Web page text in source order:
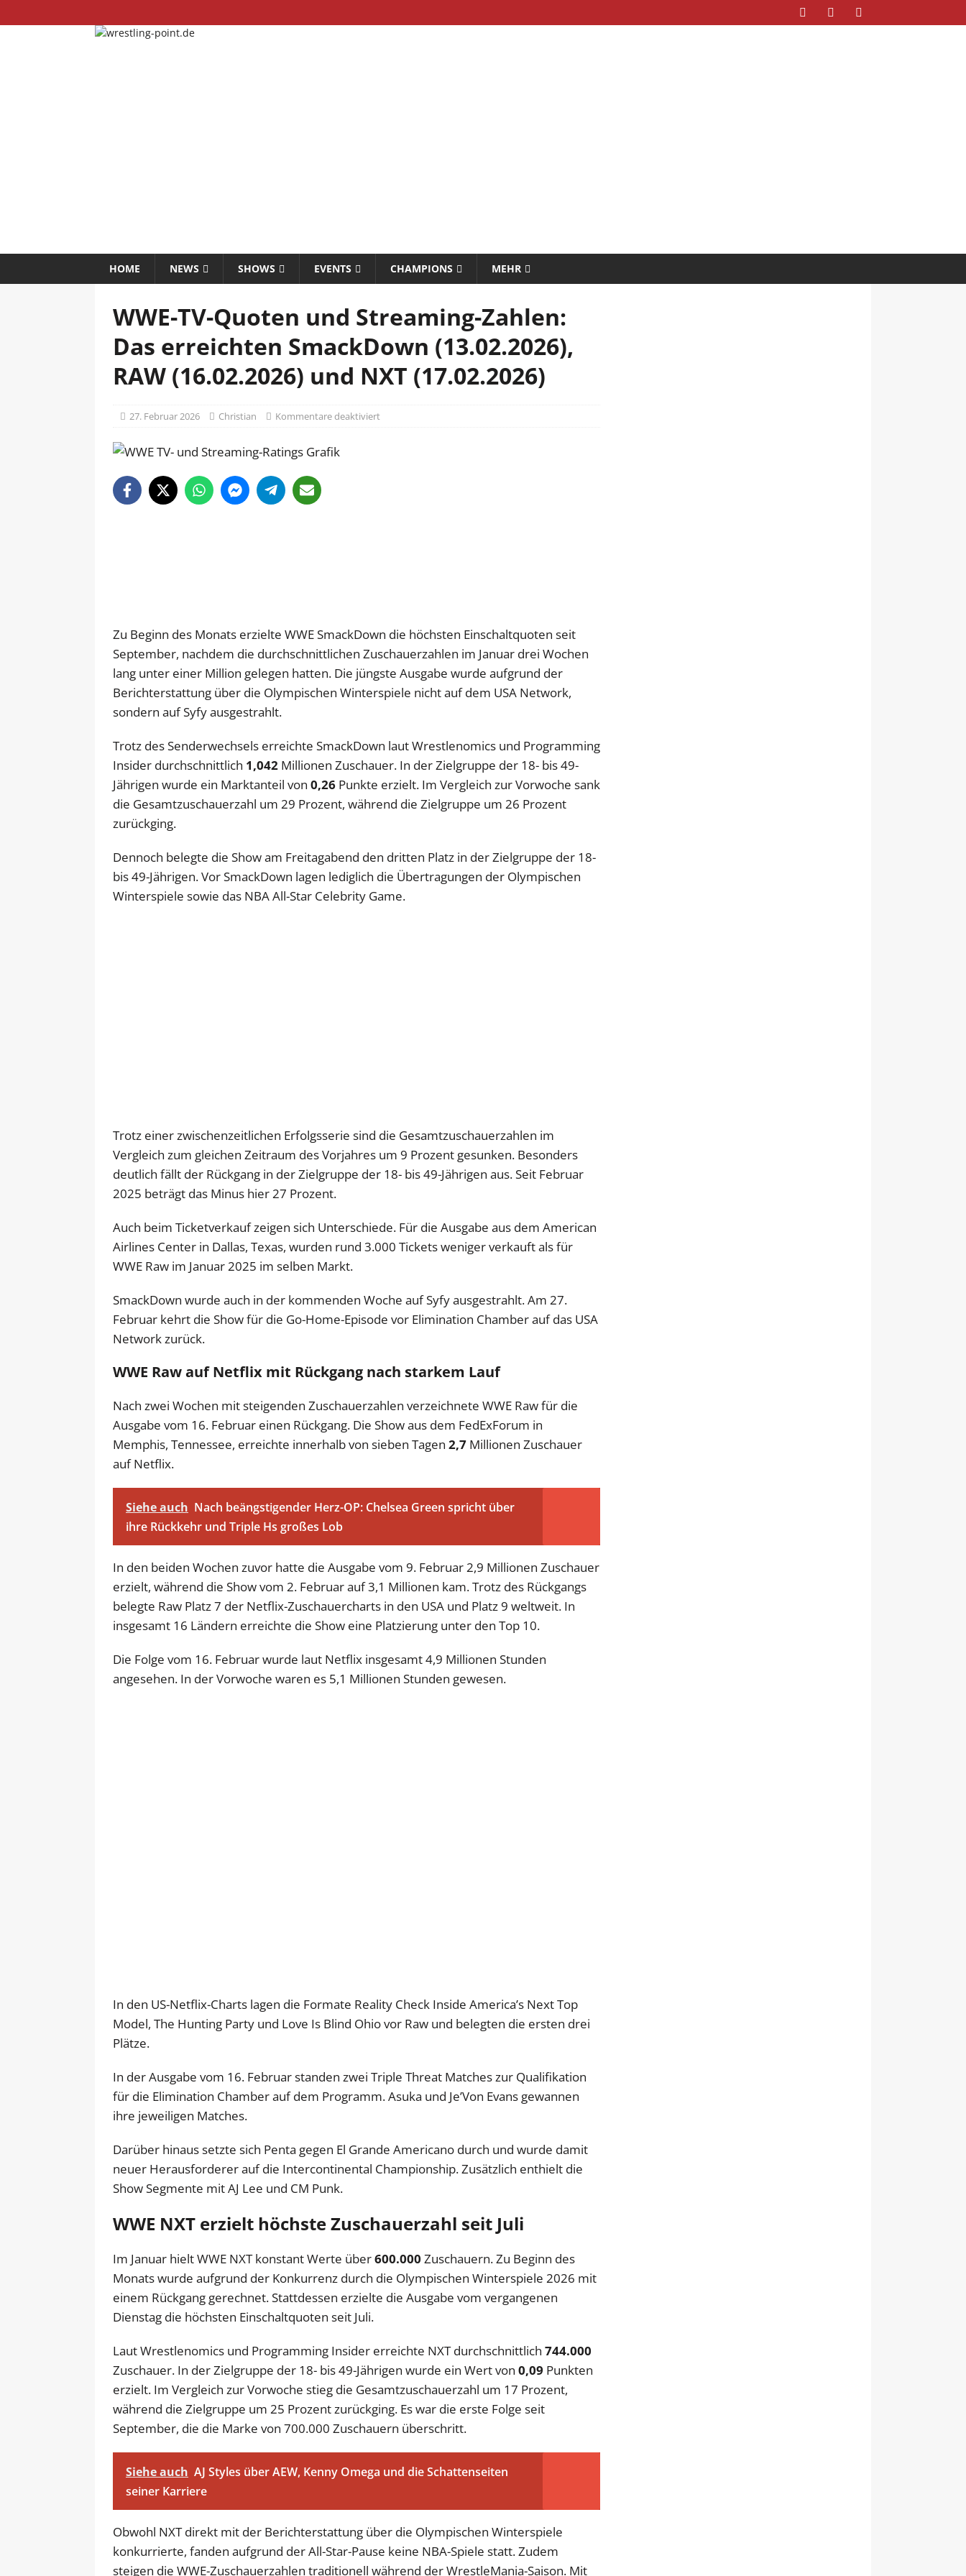
HOME NEWS SHOWS EVENTS CHAMPIONS MEHR
WWE-TV-Quoten und Streaming-Zahlen:
Das erreichten SmackDown (13.02.2026),
RAW (16.02.2026) und NXT (17.02.2026)
27. Februar 2026 Christian Kommentare deaktiviert
Zu Beginn des Monats erzielte WWE SmackDown die höchsten Einschaltquoten seit
September, nachdem die durchschnittlichen Zuschauerzahlen im Januar drei Wochen
lang unter einer Million gelegen hatten. Die jüngste Ausgabe wurde aufgrund der
Berichterstattung über die Olympischen Winterspiele nicht auf dem USA Network,
sondern auf Syfy ausgestrahlt.
Trotz des Senderwechsels erreichte SmackDown laut Wrestlenomics und Programming
Insider durchschnittlich 1,042 Millionen Zuschauer. In der Zielgruppe der 18- bis 49-
Jährigen wurde ein Marktanteil von 0,26 Punkte erzielt. Im Vergleich zur Vorwoche sank
die Gesamtzuschauerzahl um 29 Prozent, während die Zielgruppe um 26 Prozent
zurückging.
Dennoch belegte die Show am Freitagabend den dritten Platz in der Zielgruppe der 18-
bis 49-Jährigen. Vor SmackDown lagen lediglich die Übertragungen der Olympischen
Winterspiele sowie das NBA All-Star Celebrity Game.
Trotz einer zwischenzeitlichen Erfolgsserie sind die Gesamtzuschauerzahlen im
Vergleich zum gleichen Zeitraum des Vorjahres um 9 Prozent gesunken. Besonders
deutlich fällt der Rückgang in der Zielgruppe der 18- bis 49-Jährigen aus. Seit Februar
2025 beträgt das Minus hier 27 Prozent.
Auch beim Ticketverkauf zeigen sich Unterschiede. Für die Ausgabe aus dem American
Airlines Center in Dallas, Texas, wurden rund 3.000 Tickets weniger verkauft als für
WWE Raw im Januar 2025 im selben Markt.
SmackDown wurde auch in der kommenden Woche auf Syfy ausgestrahlt. Am 27.
Februar kehrt die Show für die Go-Home-Episode vor Elimination Chamber auf das USA
Network zurück.
WWE Raw auf Netflix mit Rückgang nach starkem Lauf
Nach zwei Wochen mit steigenden Zuschauerzahlen verzeichnete WWE Raw für die
Ausgabe vom 16. Februar einen Rückgang. Die Show aus dem FedExForum in
Memphis, Tennessee, erreichte innerhalb von sieben Tagen 2,7 Millionen Zuschauer
auf Netflix.
Siehe auch Nach beängstigender Herz-OP: Chelsea Green spricht über
ihre Rückkehr und Triple Hs großes Lob
In den beiden Wochen zuvor hatte die Ausgabe vom 9. Februar 2,9 Millionen Zuschauer
erzielt, während die Show vom 2. Februar auf 3,1 Millionen kam. Trotz des Rückgangs
belegte Raw Platz 7 der Netflix-Zuschauercharts in den USA und Platz 9 weltweit. In
insgesamt 16 Ländern erreichte die Show eine Platzierung unter den Top 10.
Die Folge vom 16. Februar wurde laut Netflix insgesamt 4,9 Millionen Stunden
angesehen. In der Vorwoche waren es 5,1 Millionen Stunden gewesen.
In den US-Netflix-Charts lagen die Formate Reality Check Inside America’s Next Top
Model, The Hunting Party und Love Is Blind Ohio vor Raw und belegten die ersten drei
Plätze.
In der Ausgabe vom 16. Februar standen zwei Triple Threat Matches zur Qualifikation
für die Elimination Chamber auf dem Programm. Asuka und Je’Von Evans gewannen
ihre jeweiligen Matches.
Darüber hinaus setzte sich Penta gegen El Grande Americano durch und wurde damit
neuer Herausforderer auf die Intercontinental Championship. Zusätzlich enthielt die
Show Segmente mit AJ Lee und CM Punk.
WWE NXT erzielt höchste Zuschauerzahl seit Juli
Im Januar hielt WWE NXT konstant Werte über600.000 Zuschauern. Zu Beginn des
Monats wurde aufgrund der Konkurrenz durch die Olympischen Winterspiele 2026 mit
einem Rückgang gerechnet. Stattdessen erzielte die Ausgabe vom vergangenen
Dienstag die höchsten Einschaltquoten seit Juli.
Laut Wrestlenomics und Programming Insider erreichte NXT durchschnittlich 744.000
Zuschauer. In der Zielgruppe der 18- bis 49-Jährigen wurde ein Wert von 0,09 Punkten
erzielt. Im Vergleich zur Vorwoche stieg die Gesamtzuschauerzahl um 17 Prozent,
während die Zielgruppe um 25 Prozent zurückging. Es war die erste Folge seit
September, die die Marke von 700.000 Zuschauern überschritt.
Siehe auch AJ Styles über AEW, Kenny Omega und die Schattenseiten
seiner Karriere
Obwohl NXT direkt mit der Berichterstattung über die Olympischen Winterspiele
konkurrierte, fanden aufgrund der All-Star-Pause keine NBA-Spiele statt. Zudem
steigen die WWE-Zuschauerzahlen traditionell während der WrestleMania-Saison. Mit